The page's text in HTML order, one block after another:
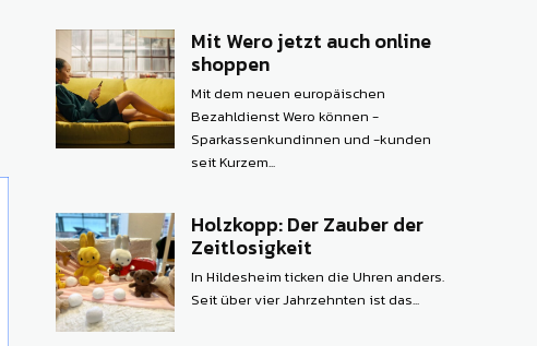
Mit Wero jetzt auch online
shoppen
Mit dem neuen europäischen
Bezahldienst Wero können ­
Sparkassenkundinnen und -kunden
seit Kurzem...
Holzkopp: Der Zauber der
Zeitlosigkeit
In Hildesheim ticken die Uhren anders.
Seit über vier Jahrzehnten ist das...